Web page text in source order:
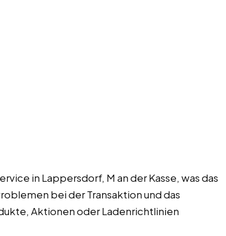
in Lappersdorf, M an der Kasse, was das
bei der Transaktion und das
Aktionen oder Ladenrichtlinien